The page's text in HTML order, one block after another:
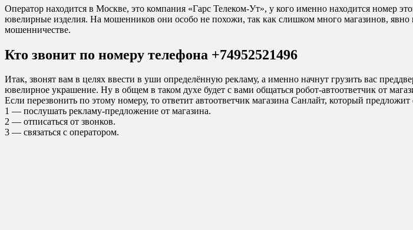
Оператор находится в Москве, это компания «Гарс Телеком-Ут», у кого именно находится номер
ювелирные изделия. На мошенников они особо не похожи, так как слишком много магазинов,
мошенничестве.
Кто звонит по номеру телефона +74952521496
Итак, звонят вам в целях ввести в уши определённую рекламу, а именно начнут грузить вас
ювелирное украшение. Ну в общем в таком духе будет с вами общаться робот-автоответчик от
Если перезвонить по этому номеру, то ответит автоответчик магазина Санлайт, который
1 — послушать рекламу-предложение от магазина.
2 — отписаться от звонков.
3 — связаться с оператором.